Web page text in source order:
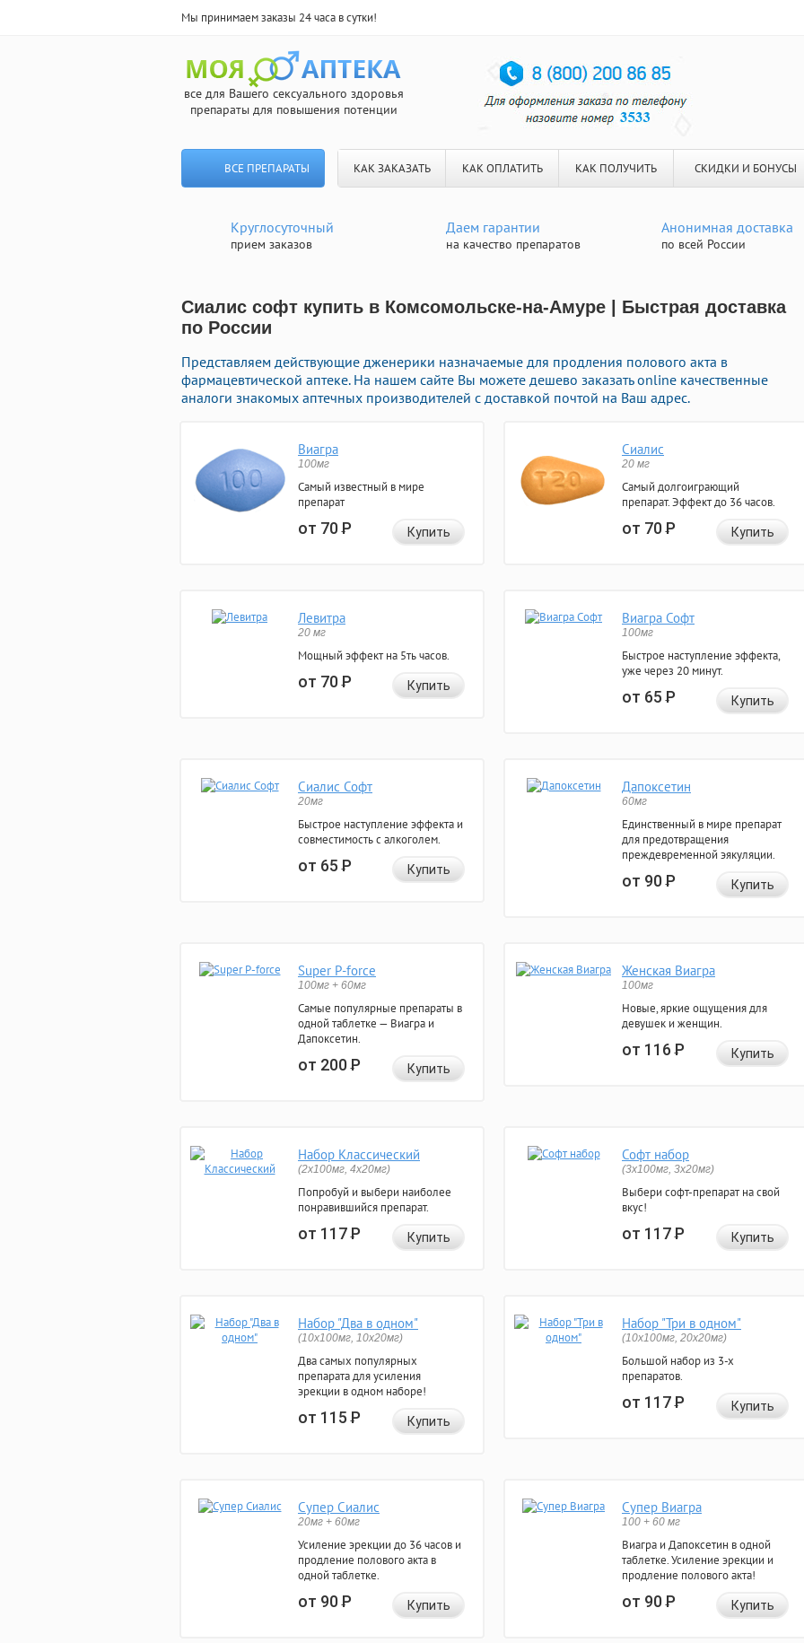
Мы принимаем заказы 24 часа в сутки!
все для Вашего сексуального здоровья
препараты для повышения потенции
ВСЕ ПРЕПАРАТЫ КАК ЗАКАЗАТЬ КАК ОПЛАТИТЬ КАК ПОЛУЧИТЬ СКИДКИ И БОНУСЫ
Круглосуточный
прием заказов
Даем гарантии
на качество препаратов
Анонимная доставка
по всей России
Сиалис софт купить в Комсомольске-на-Амуре | Быстрая доставка
по России
Представляем действующие дженерики назначаемые для продления полового акта в
фармацевтической аптеке. На нашем сайте Вы можете дешево заказать online качественные
аналоги знакомых аптечных производителей с доставкой почтой на Ваш адрес.
Виагра
100мг
Самый известный в мире
препарат
от 70Р Купить
Сиалис
20 мг
Самый долгоиграющий
препарат. Эффект до 36 часов.
от 70Р Купить
Левитра
20 мг
Мощный эффект на 5ть часов.
от 70Р Купить
Виагра Софт
100мг
Быстрое наступление эффекта,
уже через 20 минут.
от 65Р Купить
Сиалис Софт
20мг
Быстрое наступление эффекта и
совместимость с алкоголем.
от 65Р Купить
Дапоксетин
60мг
Единственный в мире препарат
для предотвращения
преждевременной эякуляции.
от 90Р Купить
Super P-force
100мг + 60мг
Самые популярные препараты в
одной таблетке — Виагра и
Дапоксетин.
от 200Р Купить
Женская Виагра
100мг
Новые, яркие ощущения для
девушек и женщин.
от 116Р Купить
Набор Классический
(2x100мг, 4x20мг)
Попробуй и выбери наиболее
понравившийся препарат.
от 117Р Купить
Софт набор
(3x100мг, 3x20мг)
Выбери софт-препарат на свой
вкус!
от 117Р Купить
Набор "Два в одном"
(10x100мг, 10x20мг)
Два самых популярных
препарата для усиления
эрекции в одном наборе!
от 115Р Купить
Набор "Три в одном"
(10x100мг, 20x20мг)
Большой набор из 3-х
препаратов.
от 117Р Купить
Супер Сиалис
20мг + 60мг
Усиление эрекции до 36 часов и
продление полового акта в
одной таблетке.
от 90Р Купить
Супер Виагра
100 + 60 мг
Виагра и Дапоксетин в одной
таблетке. Усиление эрекции и
продление полового акта!
от 90Р Купить